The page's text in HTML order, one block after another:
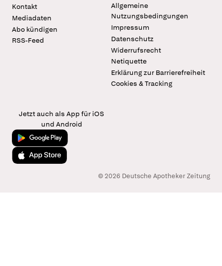
Kontakt
Mediadaten
Abo kündigen
RSS-Feed
Allgemeine
Nutzungsbedingungen
Impressum
Datenschutz
Widerrufsrecht
Netiquette
Erklärung zur Barrierefreiheit
Cookies & Tracking
Jetzt auch als App für iOS
und Android
Jetzt bei Google Play
Laden im App Store
© 2026 Deutsche Apotheker Zeitung